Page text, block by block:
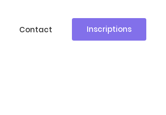
Contact Inscriptions